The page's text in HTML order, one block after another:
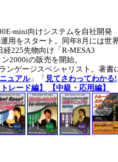
mini向けシステムを自社開発
用をスタート。同年8月には世
225先物向け「R-MESA3
2000iの販売を開始。
ンゲージスペシャリスト。著書
ュアル」「 見てさわってわかる!
トレード編】
【中級・応用編】